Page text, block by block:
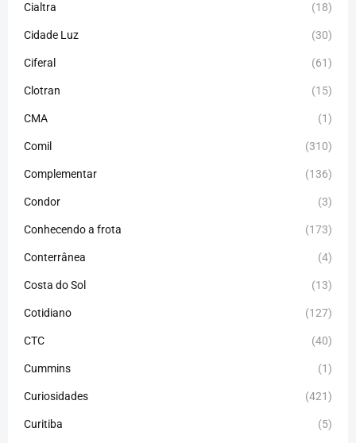
Cialtra (18)
Cidade Luz (30)
Ciferal (61)
Clotran (15)
CMA (1)
Comil (310)
Complementar (136)
Condor (3)
Conhecendo a frota (173)
Conterrânea (4)
Costa do Sol (13)
Cotidiano (127)
CTC (40)
Cummins (1)
Curiosidades (421)
Curitiba (5)